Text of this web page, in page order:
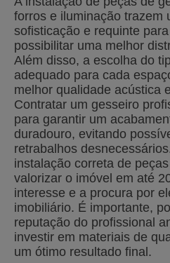
forros e iluminação trazem
sofisticação e requinte
possibilitar uma melhor
Além disso, a escolha do
adequado para cada
melhor qualidade acústica
Contratar um gesseiro
para garantir um
duradouro, evitando
retrabalhos
instalação correta de
valorizar o imóvel em até
interesse e a procura por
imobiliário. É importante,
reputação do profissional
investir em materiais de
um ótimo resultado final.